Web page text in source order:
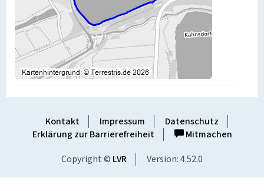
Kontakt Impressum
Datenschutz
Erklärung zur Barrierefreiheit
Mitmachen
Copyright © LVR Version: 4.52.0